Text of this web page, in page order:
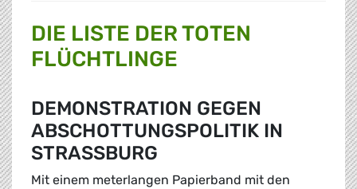
DIE LISTE DER TOTEN
FLÜCHTLINGE
DEMONSTRATION GEGEN
ABSCHOTTUNGSPOLITIK IN
STRASSBURG
Mit einem meterlangen Papierband mit den